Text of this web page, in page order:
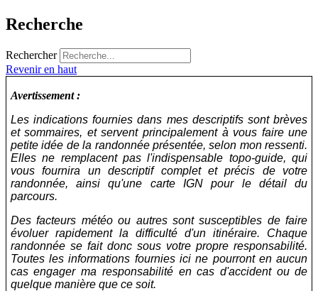
Recherche
Rechercher
Revenir en haut
Avertissement :
Les indications fournies dans mes descriptifs sont brèves
et sommaires, et servent principalement à vous faire une
petite idée de la randonnée présentée, selon mon ressenti.
Elles ne remplacent pas l'indispensable topo-guide, qui
vous fournira un descriptif complet et précis de votre
randonnée, ainsi qu'une carte IGN pour le détail du
parcours.
Des facteurs météo ou autres sont susceptibles de faire
évoluer rapidement la difficulté d'un itinéraire. Chaque
randonnée se fait donc sous votre propre responsabilité.
Toutes les informations fournies ici ne pourront en aucun
cas engager ma responsabilité en cas d'accident ou de
quelque manière que ce soit.